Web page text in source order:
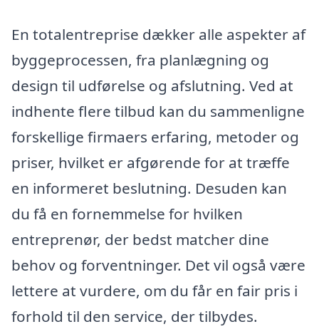
En totalentreprise dækker alle aspekter af
byggeprocessen, fra planlægning og
design til udførelse og afslutning. Ved at
indhente flere tilbud kan du sammenligne
forskellige firmaers erfaring, metoder og
priser, hvilket er afgørende for at træffe
en informeret beslutning. Desuden kan
du få en fornemmelse for hvilken
entreprenør, der bedst matcher dine
behov og forventninger. Det vil også være
lettere at vurdere, om du får en fair pris i
forhold til den service, der tilbydes.